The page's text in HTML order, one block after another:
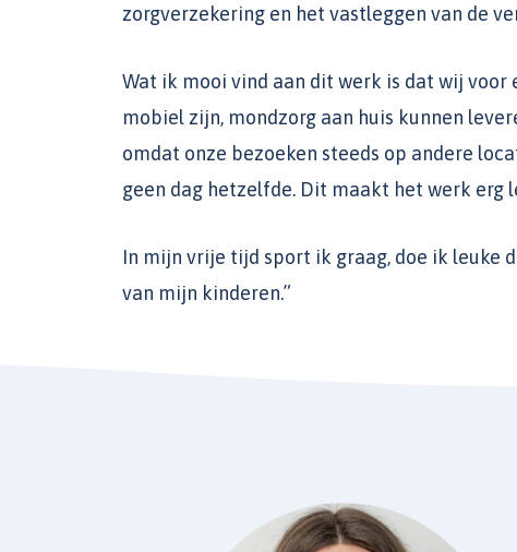
zorgverzekering en het vastleggen van de
Wat ik mooi vind aan dit werk is dat wij
mobiel zijn, mondzorg aan huis kunnen
omdat onze bezoeken steeds op andere
geen dag hetzelfde. Dit maakt het werk erg
In mijn vrije tijd sport ik graag, doe ik leuke
van mijn kinderen.”